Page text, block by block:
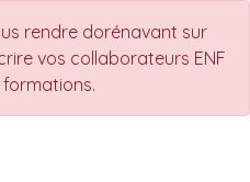
rendre dorénavant sur
vos collaborateurs ENF
formations.